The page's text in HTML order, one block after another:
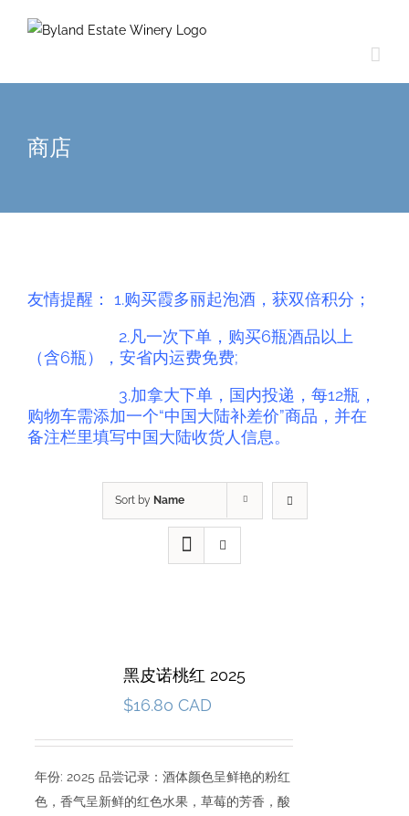
商店
友情提醒： 1.购买霞多丽起泡酒，获双倍积分；
2.凡一次下单，购买6瓶酒品以上
（含6瓶），安省内运费免费;
3.加拿大下单，国内投递，每12瓶，
购物车需添加一个“中国大陆补差价”商品，并在
备注栏里填写中国大陆收货人信息。
Sort by Name
黑皮诺桃红 2025
$16.80 CAD
年份: 2025 品尝记录：酒体颜色呈鲜艳的粉红
色，香气呈新鲜的红色水果，草莓的芳香，酸